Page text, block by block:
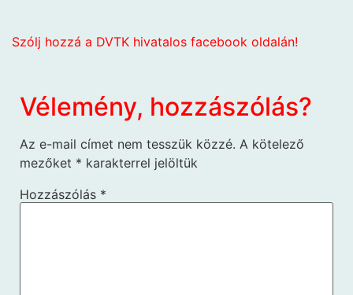
Szólj hozzá a DVTK hivatalos facebook oldalán!
Vélemény, hozzászólás?
Az e-mail címet nem tesszük közzé. A kötelező
mezőket * karakterrel jelöltük
Hozzászólás *